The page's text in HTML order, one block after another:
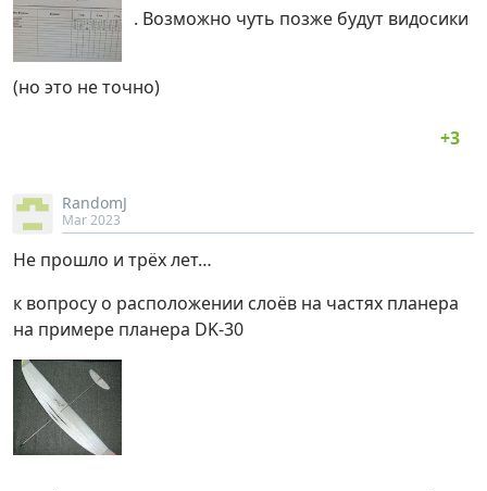
. Возможно чуть позже будут видосики
(но это не точно)
RandomJ
Mar 2023
Не прошло и трёх лет…
к вопросу о расположении слоёв на частях планера
на примере планера DK-30